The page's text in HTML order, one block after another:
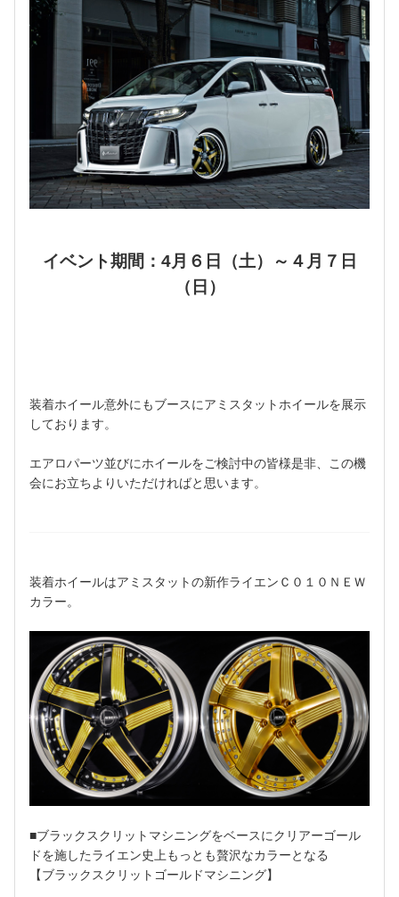
イベント期間：4月６日（土）～４月７日
（日）
装着ホイール意外にもブースにアミスタットホイールを展示
しております。
エアロパーツ並びにホイールをご検討中の皆様是非、この機
会にお立ちよりいただければと思います。
装着ホイールはアミスタットの新作ライエンＣ０１０ＮＥＷ
カラー。
■ブラックスクリットマシニングをベースにクリアーゴール
ドを施したライエン史上もっとも贅沢なカラーとなる
【ブラックスクリットゴールドマシニング】